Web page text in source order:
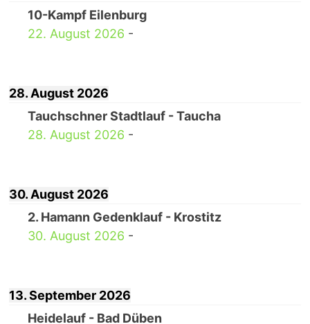
10-Kampf Eilenburg
22. August 2026 -
28. August 2026
Tauchschner Stadtlauf - Taucha
28. August 2026 -
30. August 2026
2. Hamann Gedenklauf - Krostitz
30. August 2026 -
13. September 2026
Heidelauf - Bad Düben